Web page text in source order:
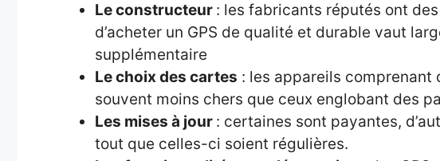
Le constructeur : les fabricants réputés ont
d’acheter un GPS de qualité et durable vaut
supplémentaire
Le choix des cartes : les appareils comprenant
souvent moins chers que ceux englobant des
Les mises à jour : certaines sont payantes,
tout que celles-ci soient régulières.